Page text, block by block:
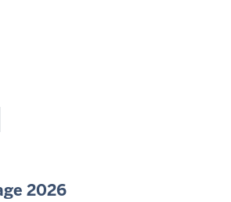
2026